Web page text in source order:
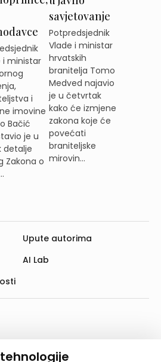
i ministar
i
imovine
Bačić
je u
detalje
Zakona o
savjetovanje
Potpredsjednik
Vlade i ministar
hrvatskih
branitelja Tomo
Medved najavio
je u četvrtak
kako će izmjene
zakona koje će
povećati
braniteljske
mirovin...
Upute autorima
AI Lab